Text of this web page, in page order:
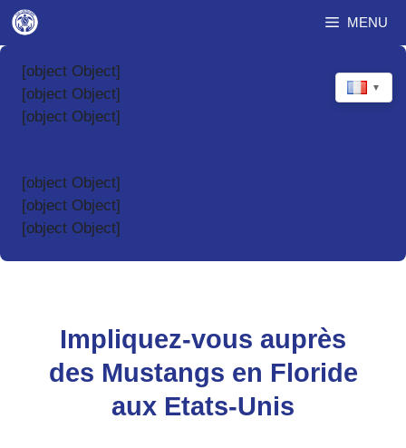
Aller
au
contenu
MENU
▼
[object Object]
[object Object]
[object Object]
[object Object]
[object Object]
[object Object]
Impliquez-vous auprès
des Mustangs en Floride
aux Etats-Unis